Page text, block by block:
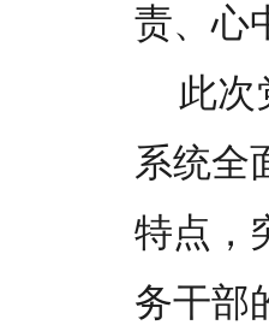
责、心
此次
系统全
特点，
务干部